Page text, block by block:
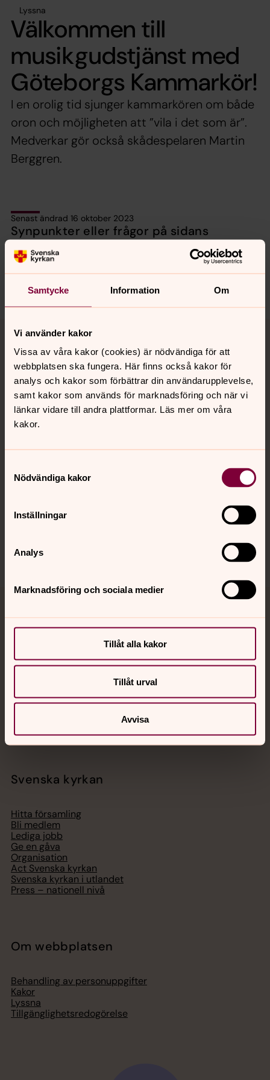
Samtycke Information Om
Vi använder kakor
Vissa av våra kakor (cookies) är nödvändiga för att
webbplatsen ska fungera. Här finns också kakor för
analys och kakor som förbättrar din användarupplevelse,
samt kakor som används för marknadsföring och när vi
länkar vidare till andra plattformar. Läs mer om våra
kakor.
Nödvändiga kakor
Inställningar
Analys
Marknadsföring och sociala medier
Tillåt alla kakor
Tillåt urval
Avvisa
Lyssna
Välkommen till
musikgudstjänst med
Göteborgs Kammarkör!
I en orolig tid sjunger kammarkören om både
oron och möjligheten att ”vila i det som är”.
Medverkar gör också skådespelaren Martin
Berggren.
Senast ändrad 16 oktober 2023
Synpunkter eller frågor på sidans
innehåll?
orbyskeneforsamling@svenskakyrkan.se
Dela
Kontakt
Kalender
Hitta snabbt
Sociala kanaler
Jourhavande präst
Akut samtals- och krisstöd. Prata eller chatta anonymt
med en präst på kvällar och nätter.
Digitalt brev
Svenska kyrkan
Hitta församling
Bli medlem
Lediga jobb
Ge en gåva
Organisation
Act Svenska kyrkan
Svenska kyrkan i utlandet
Press – nationell nivå
Om webbplatsen
Behandling av personuppgifter
Kakor
Lyssna
Tillgänglighetsredogörelse